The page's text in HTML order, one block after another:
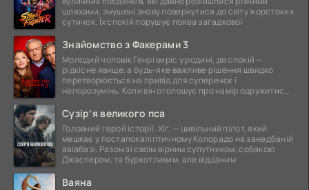
шляхами, змушені знову повернутися до світу жорстоких
сутичок. Їх спокій порушує поява загадкової
Знайомство з Факерами 3
Молодий чоловік Генрі виріс у родині, де спокій —
рідкісне явище, а будь-яке важливе рішення швидко
перетворюється на привід для суперечок і
непорозумінь. Коли він оголошує про намір одружитися,
Сузір’я великого пса
Головний герой історії, Хіг, — цивільний пілот, який
мешкає у постапокаліптичному Колорадо на занедбаній
авіабазі. Разом зі своїм вірним супутником, собакою
Джаспером, та буркотливим, але відданим
Ваяна